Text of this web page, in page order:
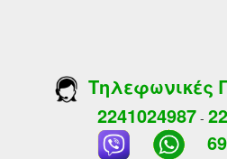
Τηλεφωνικές
2241024987-